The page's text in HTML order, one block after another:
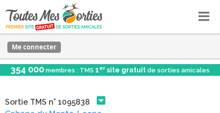
Me connecter
354 000 membres : TMS 1er site gratuit de sorties amicales
Sortie TMS n° 1095838